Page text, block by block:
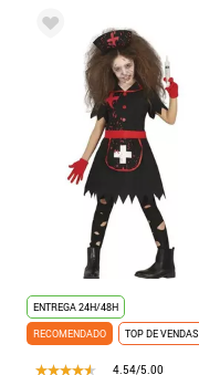
ENTREGA 24H/48H
RECOMENDADO
TOP DE VENDAS
4.54/5.00